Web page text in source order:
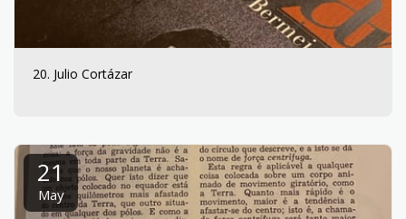
20. Julio Cortázar
21
May